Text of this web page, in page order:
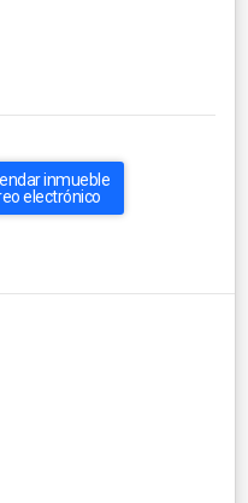
inmueble
electrónico